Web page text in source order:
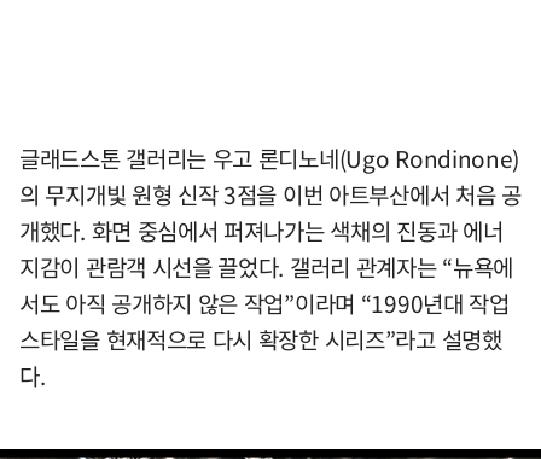
글래드스톤 갤러리는 우고 론디노네(Ugo Rondinone)
의 무지개빛 원형 신작 3점을 이번 아트부산에서 처음 공
개했다. 화면 중심에서 퍼져나가는 색채의 진동과 에너
지감이 관람객 시선을 끌었다. 갤러리 관계자는 “뉴욕에
서도 아직 공개하지 않은 작업”이라며 “1990년대 작업
스타일을 현재적으로 다시 확장한 시리즈”라고 설명했
다.